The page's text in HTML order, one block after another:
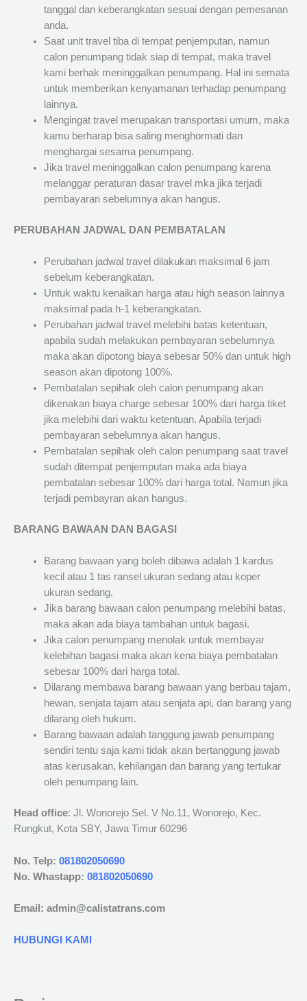
tanggal dan keberangkatan sesuai dengan pemesanan
anda.
Saat unit travel tiba di tempat penjemputan, namun
calon penumpang tidak siap di tempat, maka travel
kami berhak meninggalkan penumpang. Hal ini semata
untuk memberikan kenyamanan terhadap penumpang
lainnya.
Mengingat travel merupakan transportasi umum, maka
kamu berharap bisa saling menghormati dan
menghargai sesama penumpang.
Jika travel meninggalkan calon penumpang karena
melanggar peraturan dasar travel mka jika terjadi
pembayaran sebelumnya akan hangus.
PERUBAHAN JADWAL DAN PEMBATALAN
Perubahan jadwal travel dilakukan maksimal 6 jam
sebelum keberangkatan.
Untuk waktu kenaikan harga atau high season lainnya
maksimal pada h-1 keberangkatan.
Perubahan jadwal travel melebihi batas ketentuan,
apabila sudah melakukan pembayaran sebelumnya
maka akan dipotong biaya sebesar 50% dan untuk high
season akan dipotong 100%.
Pembatalan sepihak oleh calon penumpang akan
dikenakan biaya charge sebesar 100% dari harga tiket
jika melebihi dari waktu ketentuan. Apabila terjadi
pembayaran sebelumnya akan hangus.
Pembatalan sepihak oleh calon penumpang saat travel
sudah ditempat penjemputan maka ada biaya
pembatalan sebesar 100% dari harga total. Namun jika
terjadi pembayran akan hangus.
BARANG BAWAAN DAN BAGASI
Barang bawaan yang boleh dibawa adalah 1 kardus
kecil atau 1 tas ransel ukuran sedang atau koper
ukuran sedang.
Jika barang bawaan calon penumpang melebihi batas,
maka akan ada biaya tambahan untuk bagasi.
Jika calon penumpang menolak untuk membayar
kelebihan bagasi maka akan kena biaya pembatalan
sebesar 100% dari harga total.
Dilarang membawa barang bawaan yang berbau tajam,
hewan, senjata tajam atau senjata api, dan barang yang
dilarang oleh hukum.
Barang bawaan adalah tanggung jawab penumpang
sendiri tentu saja kami tidak akan bertanggung jawab
atas kerusakan, kehilangan dan barang yang tertukar
oleh penumpang lain.
Head office: Jl. Wonorejo Sel. V No.11, Wonorejo, Kec.
Rungkut, Kota SBY, Jawa Timur 60296
No. Telp: 081802050690
No. Whastapp: 081802050690
Email: admin@calistatrans.com
HUBUNGI KAMI